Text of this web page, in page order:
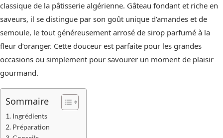
classique de la pâtisserie algérienne. Gâteau fondant et riche en
saveurs, il se distingue par son goût unique d’amandes et de
semoule, le tout généreusement arrosé de sirop parfumé à la
fleur d’oranger. Cette douceur est parfaite pour les grandes
occasions ou simplement pour savourer un moment de plaisir
gourmand.
Sommaire
Ingrédients
Préparation